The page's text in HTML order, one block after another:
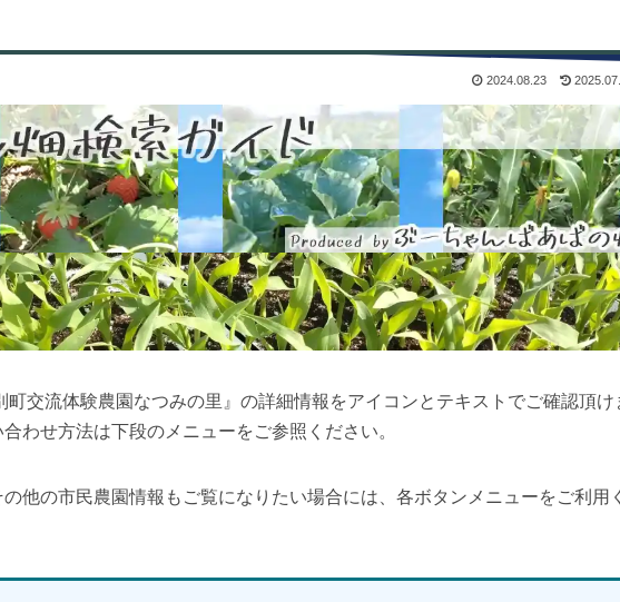
2024.08.23
交流体験農園なつみの里』の詳細情報をアイコンとテキストでご確認頂け
わせ方法は下段のメニューをご参照ください。
他の市民農園情報もご覧になりたい場合には、各ボタンメニューをご利用